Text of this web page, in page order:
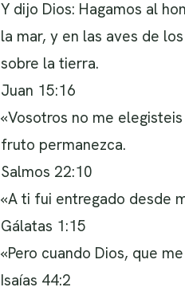
Y dijo Dios: Hagamos al
la mar, y en las aves de
sobre la tierra.
Juan 15:16
«Vosotros no me
fruto permanezca.
Salmos 22:10
«A ti fui entregado desde
Gálatas 1:15
«Pero cuando Dios, que
Isaías 44:2